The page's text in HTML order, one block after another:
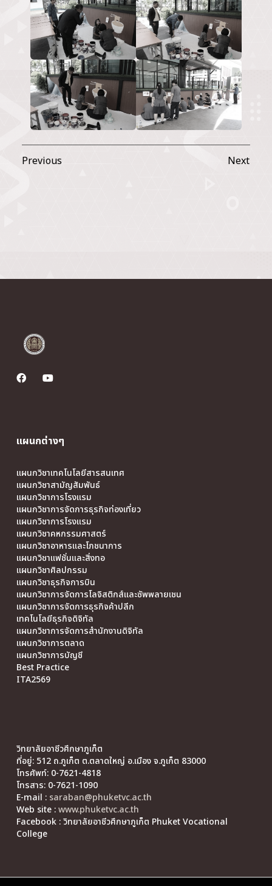
Previous Next
แผนกต่างๆ
แผนกวิชาเทคโนโลยีสารสนเทศ
แผนกวิชาสามัญสัมพันธ์
แผนกวิชาการโรงแรม
แผนกวิชาการจัดการธุรกิจท่องเที่ยว
แผนกวิชาการโรงแรม
แผนกวิชาคหกรรมศาสตร์
แผนกวิชาอาหารและโภชนาการ
แผนกวิชาแฟชั่นและสิ่งทอ
แผนกวิชาศิลปกรรม
แผนกวิชาธุรกิจการบิน
แผนกวิชาการจัดการโลจิสติกส์และซัพพลายเชน
แผนกวิชาการจัดการธุรกิจค้าปลีก
เทคโนโลยีธุรกิจดิจิทัล
แผนกวิชาการจัดการสำนักงานดิจิทัล
แผนกวิชาการตลาด
แผนกวิชาการบัญชี
Best Practice
ITA2569
วิทยาลัยอาชีวศึกษาภูเก็ต
ที่อยู่: 512 ถ.ภูเก็ต ต.ตลาดใหญ่ อ.เมือง จ.ภูเก็ต 83000
โทรศัพท์: 0-7621-4818
โทรสาร: 0-7621-1090
E-mail : saraban@phuketvc.ac.th
Web site :www.phuketvc.ac.th
Facebook : วิทยาลัยอาชีวศึกษาภูเก็ต Phuket Vocational
College